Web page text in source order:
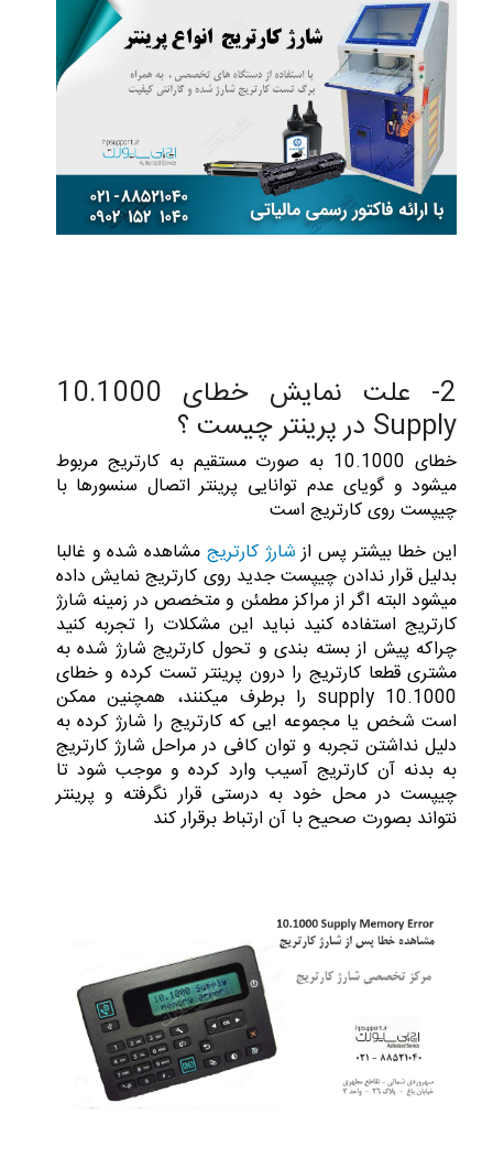
2- علت نمایش خطای 10.1000
Supply در پرینتر چیست ؟
خطای 10.1000 به صورت مستقیم به کارتریج مربوط
میشود و گویای عدم توانایی پرینتر اتصال سنسورها با
چیپست روی کارتریج است
این خطا بیشتر پس ازشارژ کارتریج مشاهده شده و غالبا
بدلیل قرار ندادن چیپست جدید روی کارتریج نمایش داده
میشود البته اگر از مراکز مطمئن و متخصص در زمینه شارژ
کارتریج استفاده کنید نباید این مشکلات را تجربه کنید
چراکه پیش از بسته بندی و تحول کارتریج شارژ شده به
مشتری قطعا کارتریج را درون پرینتر تست کرده و خطای
10.1000 supply را برطرف میکنند، همچنین ممکن
است شخص یا مجموعه ایی که کارتریج را شارژ کرده به
دلیل نداشتن تجربه و توان کافی در مراحل شارژ کارتریج
به بدنه آن کارتریج آسیب وارد کرده و موجب شود تا
چیپست در محل خود به درستی قرار نگرفته و پرینتر
نتواند بصورت صحیح با آن ارتباط برقرار کند